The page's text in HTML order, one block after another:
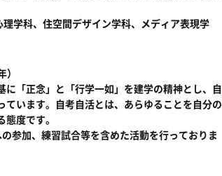
学科、住空間デザイン学科、メディア表現学
「正念」と「行学一如」を建学の精神とし、自
います。自考自活とは、あらゆることを自分の
度です。
参加、練習試合等を含めた活動を行っておりま